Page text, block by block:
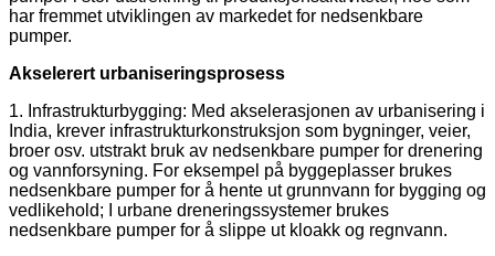
har fremmet utviklingen av markedet for nedsenkbare
pumper.
Akselerert urbaniseringsprosess
1. Infrastrukturbygging: Med akselerasjonen av urbanisering i
India, krever infrastrukturkonstruksjon som bygninger, veier,
broer osv. utstrakt bruk av nedsenkbare pumper for drenering
og vannforsyning. For eksempel på byggeplasser brukes
nedsenkbare pumper for å hente ut grunnvann for bygging og
vedlikehold; I urbane dreneringssystemer brukes
nedsenkbare pumper for å slippe ut kloakk og regnvann.